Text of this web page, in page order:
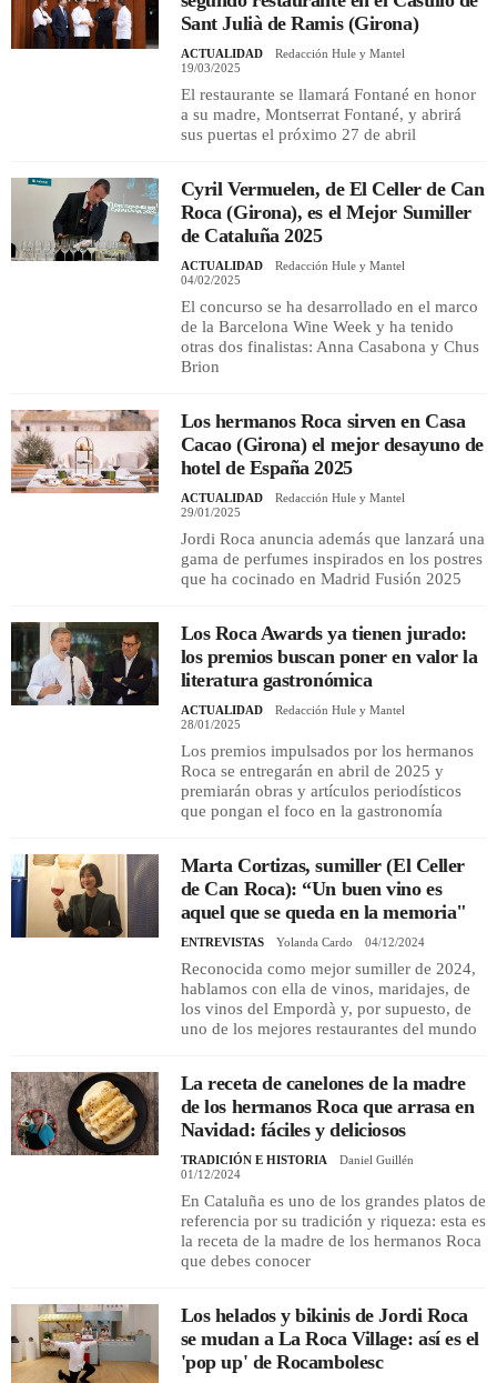
Sant Julià de Ramis (Girona)
ACTUALIDAD
Redacción Hule y Mantel
19/03/2025
El restaurante se llamará Fontané en honor
a su madre, Montserrat Fontané, y abrirá
sus puertas el próximo 27 de abril
Cyril Vermuelen, de El Celler de Can
Roca (Girona), es el Mejor Sumiller
de Cataluña 2025
ACTUALIDAD
Redacción Hule y Mantel
04/02/2025
El concurso se ha desarrollado en el marco
de la Barcelona Wine Week y ha tenido
otras dos finalistas: Anna Casabona y Chus
Brion
Los hermanos Roca sirven en Casa
Cacao (Girona) el mejor desayuno de
hotel de España 2025
ACTUALIDAD
Redacción Hule y Mantel
29/01/2025
Jordi Roca anuncia además que lanzará una
gama de perfumes inspirados en los postres
que ha cocinado en Madrid Fusión 2025
Los Roca Awards ya tienen jurado:
los premios buscan poner en valor la
literatura gastronómica
ACTUALIDAD
Redacción Hule y Mantel
28/01/2025
Los premios impulsados por los hermanos
Roca se entregarán en abril de 2025 y
premiarán obras y artículos periodísticos
que pongan el foco en la gastronomía
Marta Cortizas, sumiller (El Celler
de Can Roca): “Un buen vino es
aquel que se queda en la memoria"
ENTREVISTAS Yolanda Cardo 04/12/2024
Reconocida como mejor sumiller de 2024,
hablamos con ella de vinos, maridajes, de
los vinos del Empordà y, por supuesto, de
uno de los mejores restaurantes del mundo
La receta de canelones de la madre
de los hermanos Roca que arrasa en
Navidad: fáciles y deliciosos
TRADICIÓN E HISTORIA
Daniel Guillén
01/12/2024
En Cataluña es uno de los grandes platos de
referencia por su tradición y riqueza: esta es
la receta de la madre de los hermanos Roca
que debes conocer
Los helados y bikinis de Jordi Roca
se mudan a La Roca Village: así es el
'pop up' de Rocambolesc